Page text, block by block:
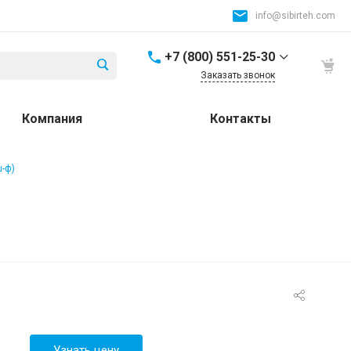
info@sibirteh.com
+7 (800) 551-25-30
Россия и СНГ
Заказать звонок
Компания Контакты
ф)